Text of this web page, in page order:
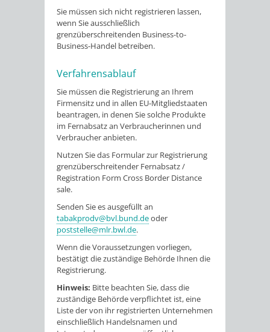
Sie müssen sich nicht registrieren lassen,
wenn Sie ausschließlich
grenzüberschreitenden Business-to-
Business-Handel betreiben.
Verfahrensablauf
Sie müssen die Registrierung an Ihrem
Firmensitz und in allen EU-Mitgliedstaaten
beantragen, in denen Sie solche Produkte
im Fernabsatz an Verbraucherinnen und
Verbraucher anbieten.
Nutzen Sie das Formular zur Registrierung
grenzüberschreitender Fernabsatz /
Registration Form Cross Border Distance
sale.
Senden Sie es ausgefüllt an
tabakprodv@bvl.bund.deoder
poststelle@mlr.bwl.de.
Wenn die Voraussetzungen vorliegen,
bestätigt die zuständige Behörde Ihnen die
Registrierung.
Hinweis: Bitte beachten Sie, dass die
zuständige Behörde verpflichtet ist, eine
Liste der von ihr registrierten Unternehmen
einschließlich Handelsnamen und